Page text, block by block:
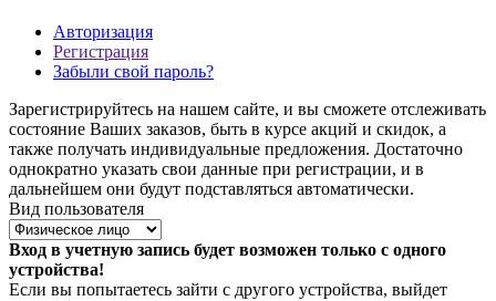
Авторизация
Регистрация
Забыли свой пароль?
Зарегистрируйтесь на нашем сайте, и вы сможете отслеживать
состояние Ваших заказов, быть в курсе акций и скидок, а
также получать индивидуальные предложения. Достаточно
однократно указать свои данные при регистрации, и в
дальнейшем они будут подставляться автоматически.
Вид пользователя
Вход в учетную запись будет возможен только с одного
устройства!
Если вы попытаетесь зайти с другого устройства, выйдет